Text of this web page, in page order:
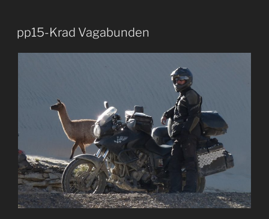
pp15-Krad Vagabunden